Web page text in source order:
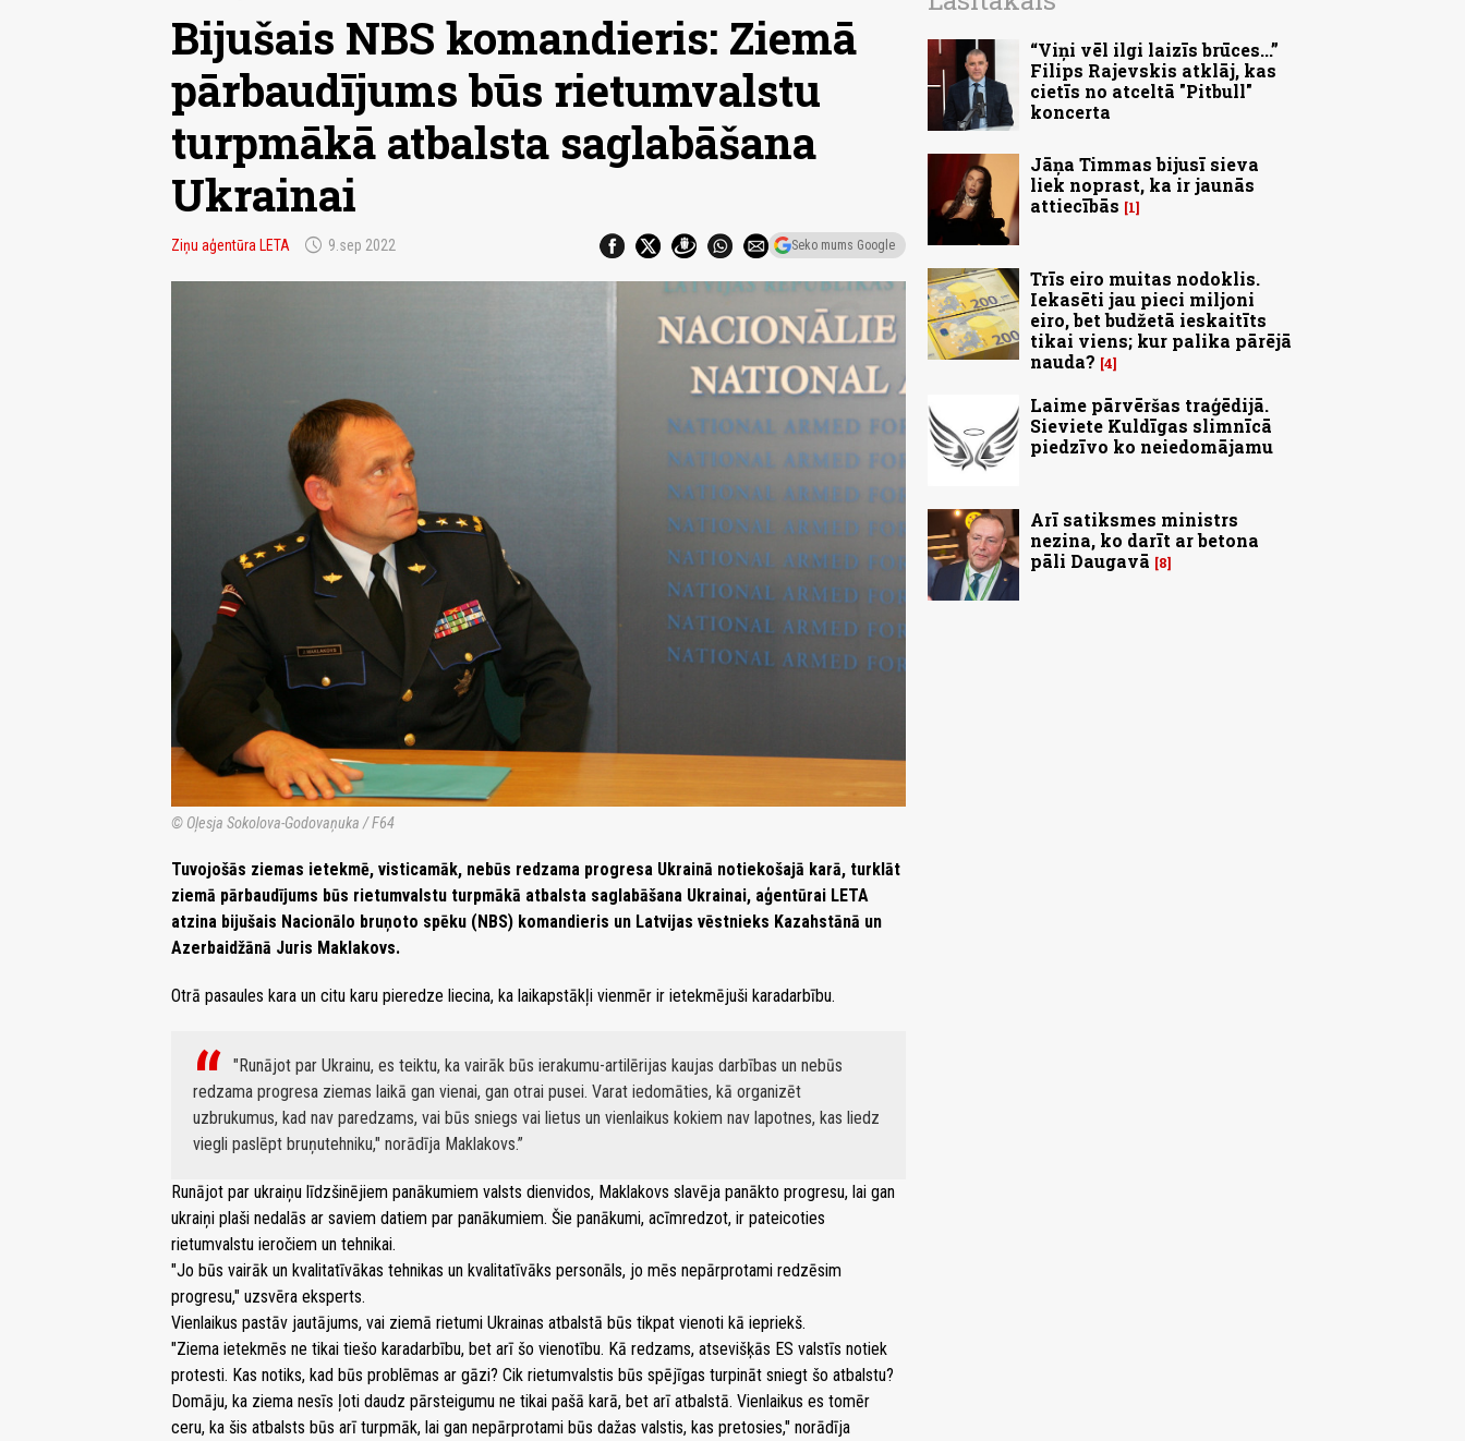
Bijušais NBS komandieris: Ziemā
pārbaudījums būs rietumvalstu
turpmākā atbalsta saglabāšana
Ukrainai
Ziņu aģentūra LETA schedule 9.sep 2022 Seko mums Google
© Oļesja Sokolova-Godovaņuka / F64
Tuvojošās ziemas ietekmē, visticamāk, nebūs redzama progresa Ukrainā notiekošajā karā, turklāt
ziemā pārbaudījums būs rietumvalstu turpmākā atbalsta saglabāšana Ukrainai, aģentūrai LETA
atzina bijušais Nacionālo bruņoto spēku (NBS) komandieris un Latvijas vēstnieks Kazahstānā un
Azerbaidžānā Juris Maklakovs.
Otrā pasaules kara un citu karu pieredze liecina, ka laikapstākļi vienmēr ir ietekmējuši karadarbību.
"Runājot par Ukrainu, es teiktu, ka vairāk būs ierakumu-artilērijas kaujas darbības un nebūs
redzama progresa ziemas laikā gan vienai, gan otrai pusei. Varat iedomāties, kā organizēt
uzbrukumus, kad nav paredzams, vai būs sniegs vai lietus un vienlaikus kokiem nav lapotnes, kas liedz
viegli paslēpt bruņutehniku," norādīja Maklakovs.
Runājot par ukraiņu līdzšinējiem panākumiem valsts dienvidos, Maklakovs slavēja panākto progresu, lai gan
ukraiņi plaši nedalās ar saviem datiem par panākumiem. Šie panākumi, acīmredzot, ir pateicoties
rietumvalstu ieročiem un tehnikai.
"Jo būs vairāk un kvalitatīvākas tehnikas un kvalitatīvāks personāls, jo mēs nepārprotami redzēsim
progresu," uzsvēra eksperts.
Vienlaikus pastāv jautājums, vai ziemā rietumi Ukrainas atbalstā būs tikpat vienoti kā iepriekš.
"Ziema ietekmēs ne tikai tiešo karadarbību, bet arī šo vienotību. Kā redzams, atsevišķās ES valstīs notiek
protesti. Kas notiks, kad būs problēmas ar gāzi? Cik rietumvalstis būs spējīgas turpināt sniegt šo atbalstu?
Domāju, ka ziema nesīs ļoti daudz pārsteigumu ne tikai pašā karā, bet arī atbalstā. Vienlaikus es tomēr
ceru, ka šis atbalsts būs arī turpmāk, lai gan nepārprotami būs dažas valstis, kas pretosies," norādīja
“Viņi vēl ilgi laizīs brūces...”
Filips Rajevskis atklāj, kas
cietīs no atceltā "Pitbull"
koncerta
Jāņa Timmas bijusī sieva
liek noprast, ka ir jaunās
attiecībās
1
Trīs eiro muitas nodoklis.
Iekasēti jau pieci miljoni
eiro, bet budžetā ieskaitīts
tikai viens; kur palika pārējā
nauda? 4
Laime pārvēršas traģēdijā.
Sieviete Kuldīgas slimnīcā
piedzīvo ko neiedomājamu
Arī satiksmes ministrs
nezina, ko darīt ar betona
pāli Daugavā
8